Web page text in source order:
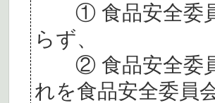
① 食品安全委員
らず、
② 食品安全委員
れを食品安全委員